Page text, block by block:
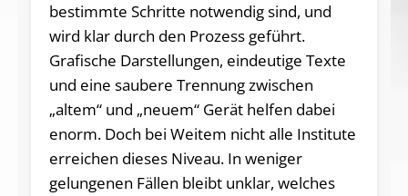
bestimmte Schritte notwendig sind, und
wird klar durch den Prozess geführt.
Grafische Darstellungen, eindeutige Texte
und eine saubere Trennung zwischen
„altem“ und „neuem“ Gerät helfen dabei
enorm. Doch bei Weitem nicht alle Institute
erreichen dieses Niveau. In weniger
gelungenen Fällen bleibt unklar, welches